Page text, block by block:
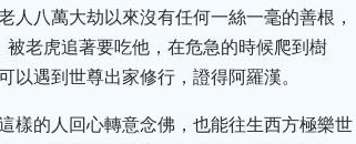
八萬大劫以來沒有任何一絲一毫的善根，
老虎追著要吃他，在危急的時候爬到樹
以遇到世尊出家修行，證得阿羅漢。
樣的人回心轉意念佛，也能往生西方極樂世